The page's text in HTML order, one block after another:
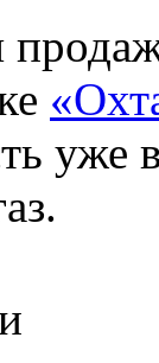
уже